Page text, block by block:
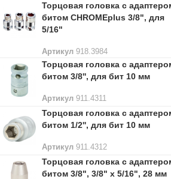
Торцовая головка с
битом CHROMEplus 3/8", для
5/16"
Артикул 918.3984
Торцовая головка с
битом 3/8'', для бит 10 мм
Артикул 911.4311
Торцовая головка с
битом 1/2'', для бит 10 мм
Артикул 911.4312
Торцовая головка с
битом 3/8", 3/8" x 5/16", 28 мм